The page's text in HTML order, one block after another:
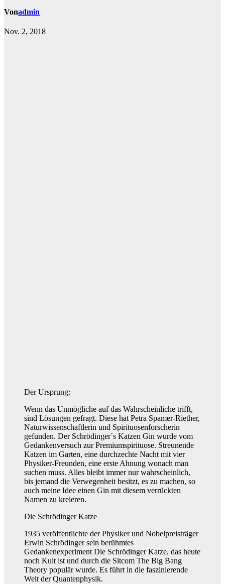
Vonadmin
Nov. 2, 2018
Der Ursprung:
Wenn das Unmögliche auf das Wahrscheinliche trifft,
sind Lösungen gefragt. Diese hat Petra Spamer-Riether,
Naturwissenschaftlerin und Spirituosenforscherin
gefunden. Der Schrödinger´s Katzen Gin wurde vom
Gedankenversuch zur Premiumspirituose. Streunende
Katzen im Garten, eine durchzechte Nacht mit vier
Physiker-Freunden, eine erste Ahnung wonach man
suchen muss. Alles bleibt immer nur wahrscheinlich,
bis jemand die Verwegenheit besitzt, es zu machen, so
auch meine Idee einen Gin mit diesem verrückten
Namen zu kreieren.
Die Schrödinger Katze
1935 veröffentlichte der Physiker und Nobelpreisträger
Erwin Schrödinger sein berühmtes
Gedankenexperiment Die Schrödinger Katze, das heute
noch Kult ist und durch die Sitcom The Big Bang
Theory populär wurde. Es führt in die faszinierende
Welt der Quantenphysik.